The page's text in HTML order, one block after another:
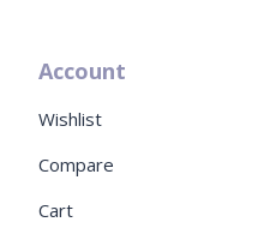
Account
Wishlist
Compare
Cart